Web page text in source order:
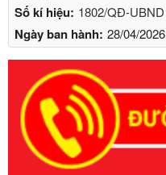
Số kí hiệu: 1802/QĐ-UBND
Ngày ban hành: 28/04/2026